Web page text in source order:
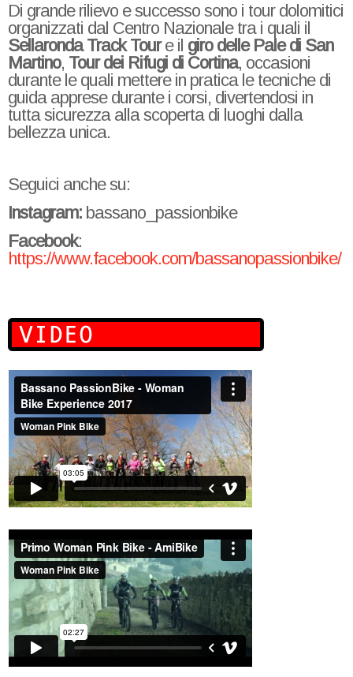
Di grande rilievo e successo sono i tour dolomitici
organizzati dal Centro Nazionale tra i quali il
Sellaronda Track Toure il giro delle Pale di San
Martino, Tour dei Rifugi di Cortina, occasioni
durante le quali mettere in pratica le tecniche di
guida apprese durante i corsi, divertendosi in
tutta sicurezza alla scoperta di luoghi dalla
bellezza unica.
Seguici anche su:
Instagram: bassano_passionbike
Facebook:
https://www.facebook.com/bassanopassionbike/